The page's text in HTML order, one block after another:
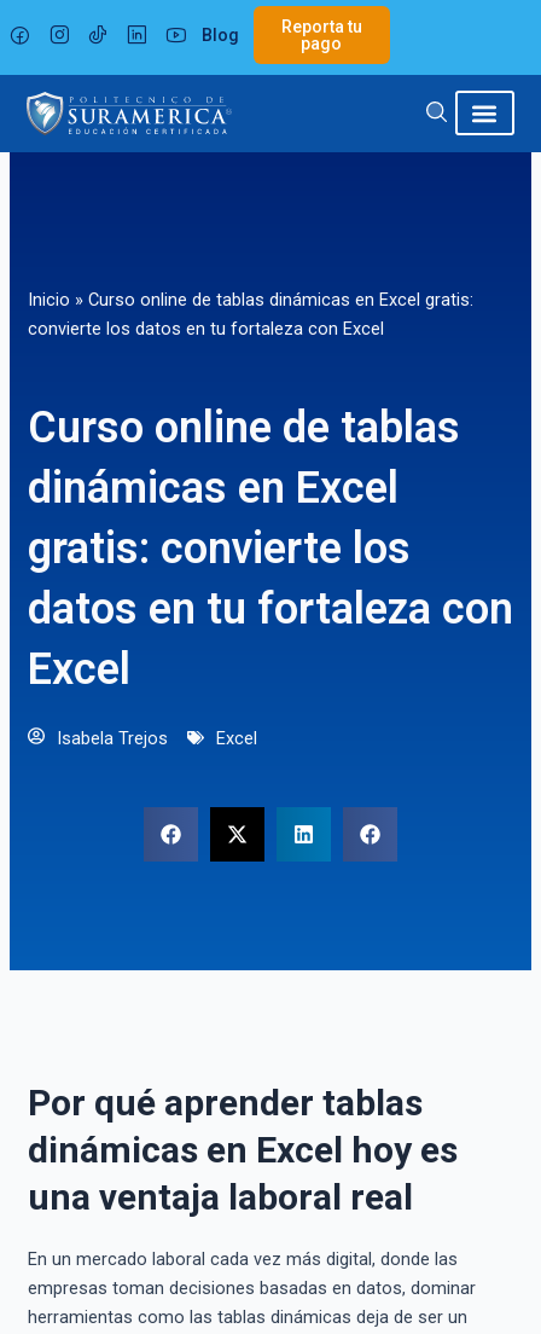
al
contenido
Blog
Reporta tu
pago
Inicio » Curso online de tablas dinámicas en Excel gratis:
convierte los datos en tu fortaleza con Excel
Curso online de tablas
dinámicas en Excel
gratis: convierte los
datos en tu fortaleza con
Excel
Isabela Trejos Excel
Por qué aprender tablas
dinámicas en Excel hoy es
una ventaja laboral real
En un mercado laboral cada vez más digital, donde las
empresas toman decisiones basadas en datos, dominar
herramientas como las tablas dinámicas deja de ser un